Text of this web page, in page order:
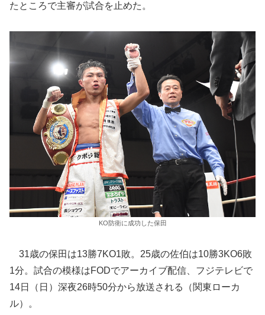
たところで主審が試合を止めた。
KO防衛に成功した保田
31歳の保田は13勝7KO1敗。25歳の佐伯は10勝3KO6敗
1分。試合の模様はFODでアーカイブ配信、フジテレビで
14日（日）深夜26時50分から放送される（関東ローカ
ル）。